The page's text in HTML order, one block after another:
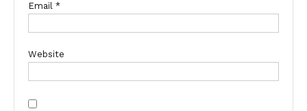
Email *
Website